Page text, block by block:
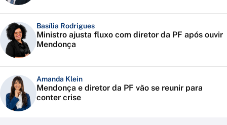
Basília Rodrigues
Ministro ajusta fluxo com diretor da PF após ouvir
Mendonça
Amanda Klein
Mendonça e diretor da PF vão se reunir para
conter crise